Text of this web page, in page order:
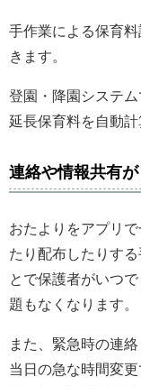
手作業による保育
きます。
登園・降園システム
延長保育料を自動計
連絡や情報共有
おたよりをアプリ
たり配布したりす
とで保護者がいつ
題もなくなります。
また、緊急時の連
当日の急な時間変